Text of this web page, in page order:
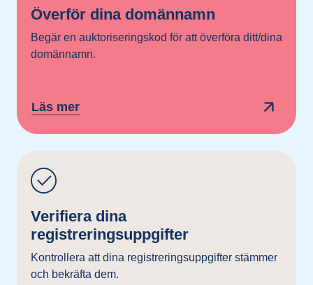
Överför dina domännamn
Begär en auktoriseringskod för att överföra ditt/dina
domännamn.
Läs mer
Verifiera dina
registreringsuppgifter
Kontrollera att dina registreringsuppgifter stämmer
och bekräfta dem.